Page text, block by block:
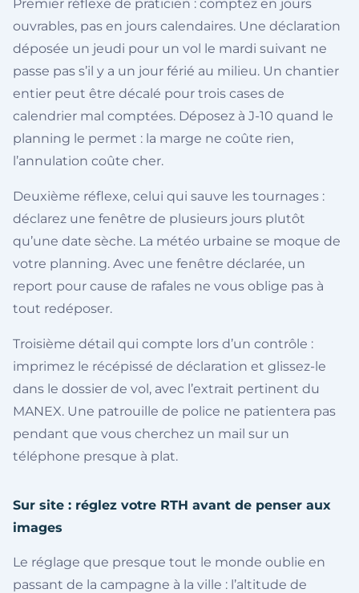
Premier réflexe de praticien : comptez en jours
ouvrables, pas en jours calendaires. Une déclaration
déposée un jeudi pour un vol le mardi suivant ne
passe pas s’il y a un jour férié au milieu. Un chantier
entier peut être décalé pour trois cases de
calendrier mal comptées. Déposez à J-10 quand le
planning le permet : la marge ne coûte rien,
l’annulation coûte cher.
Deuxième réflexe, celui qui sauve les tournages :
déclarez une fenêtre de plusieurs jours plutôt
qu’une date sèche. La météo urbaine se moque de
votre planning. Avec une fenêtre déclarée, un
report pour cause de rafales ne vous oblige pas à
tout redéposer.
Troisième détail qui compte lors d’un contrôle :
imprimez le récépissé de déclaration et glissez-le
dans le dossier de vol, avec l’extrait pertinent du
MANEX. Une patrouille de police ne patientera pas
pendant que vous cherchez un mail sur un
téléphone presque à plat.
Sur site : réglez votre RTH avant de penser aux
images
Le réglage que presque tout le monde oublie en
passant de la campagne à la ville : l’altitude de